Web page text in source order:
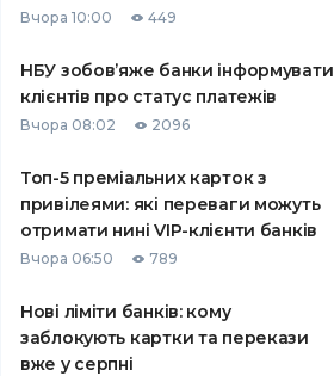
СТРАХУВАННЮ
ВСІ СТРАХОВІ ПОЛІСИ
ВІДГУКИ ПРО СТРАХОВІ
КОМПАНІЇ
КОНТАКТИ
Вчора 10:00 449
НБУ зобов’яже банки інформувати
клієнтів про статус платежів
Вчора 08:02 2096
Топ-5 преміальних карток з
привілеями: які переваги можуть
отримати нині VIP-клієнти банків
Вчора 06:50 789
Нові ліміти банків: кому
заблокують картки та перекази
вже у серпні